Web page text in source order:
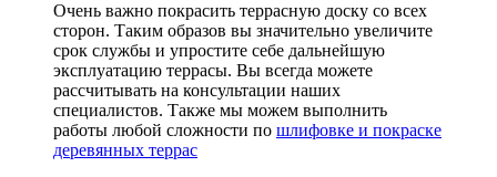
Очень важно покрасить террасную доску со всех
сторон. Таким образов вы значительно увеличите
срок службы и упростите себе дальнейшую
эксплуатацию террасы. Вы всегда можете
рассчитывать на консультации наших
специалистов. Также мы можем выполнить
работы любой сложности по шлифовке и покраске
деревянных террас